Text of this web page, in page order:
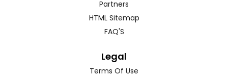
Partners
HTML Sitemap
FAQ'S
Legal
Terms Of Use